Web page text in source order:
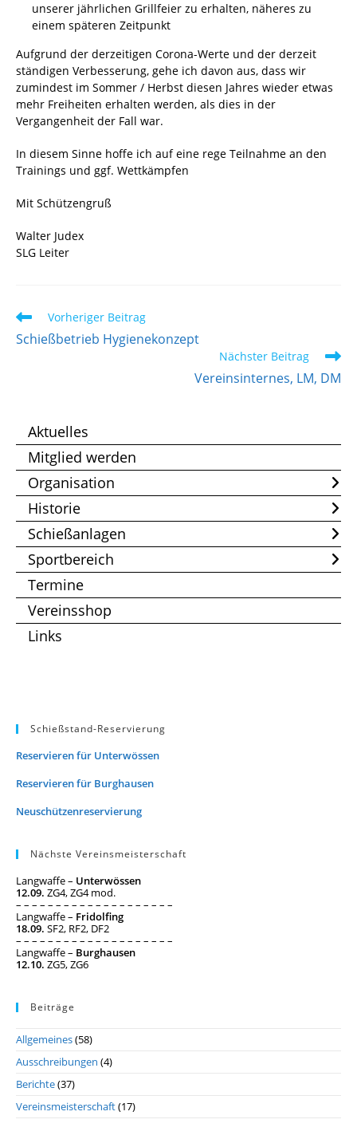
unserer jährlichen Grillfeier zu erhalten, näheres zu
einem späteren Zeitpunkt
Aufgrund der derzeitigen Corona-Werte und der derzeit
ständigen Verbesserung, gehe ich davon aus, dass wir
zumindest im Sommer / Herbst diesen Jahres wieder etwas
mehr Freiheiten erhalten werden, als dies in der
Vergangenheit der Fall war.
In diesem Sinne hoffe ich auf eine rege Teilnahme an den
Trainings und ggf. Wettkämpfen
Mit Schützengruß
Walter Judex
SLG Leiter
Weitere
Artikel
ansehen
Vorheriger Beitrag
Schießbetrieb Hygienekonzept
Nächster Beitrag
Vereinsinternes, LM, DM
Aktuelles
Mitglied werden
Organisation
Historie
Schießanlagen
Sportbereich
Termine
Vereinsshop
Links
Schießstand-Reservierung
Reservieren für Unterwössen
Reservieren für Burghausen
Neuschützenreservierung
Nächste Vereinsmeisterschaft
Langwaffe – Unterwössen
12.09. ZG4, ZG4 mod.
– – – – – – – – – – – – – – – – – – – –
Langwaffe – Fridolfing
18.09. SF2, RF2, DF2
– – – – – – – – – – – – – – – – – – – –
Langwaffe – Burghausen
12.10. ZG5, ZG6
Beiträge
Allgemeines(58)
Ausschreibungen (4)
Berichte(37)
Vereinsmeisterschaft(17)